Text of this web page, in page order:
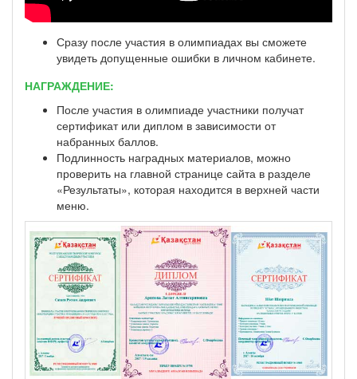
Сразу после участия в олимпиадах вы сможете
увидеть допущенные ошибки в личном кабинете.
НАГРАЖДЕНИЕ:
После участия в олимпиаде участники получат
сертификат или диплом в зависимости от
набранных баллов.
Подлинность наградных материалов, можно
проверить на главной странице сайта в разделе
«Результаты», которая находится в верхней части
меню.